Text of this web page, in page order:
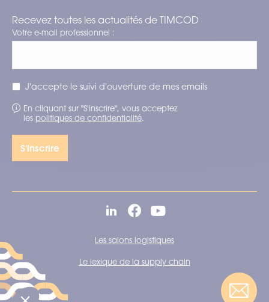
Recevez toutes les actualités de TIMCOD
Votre e-mail professionnel :
J'accepte le suivi d'ouverture de mes emails
En cliquant sur "S'inscrire", vous acceptez
les politiques de confidentialité.
Les salons logistiques
Le lexique de la supply chain